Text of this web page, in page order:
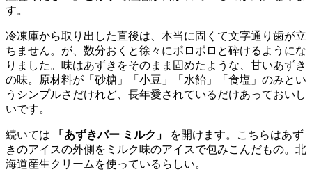
す。
冷凍庫から取り出した直後は、本当に固くて文字通り歯が立
ちません。が、数分おくと徐々にポロポロと砕けるようにな
りました。味はあずきをそのまま固めたような、甘いあずき
の味。原材料が「砂糖」「小豆」「水飴」「食塩」のみとい
うシンプルさだけれど、長年愛されているだけあっておいし
いです。
続いては 「あずきバー ミルク」
を開けます。こちらはあず
きのアイスの外側をミルク味のアイスで包みこんだもの。北
海道産生クリームを使っているらしい。